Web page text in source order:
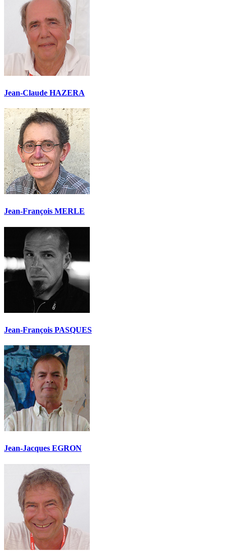
Jean-Claude HAZERA
Jean-François MERLE
Jean-François PASQUES
Jean-Jacques EGRON